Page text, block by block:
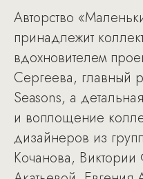
Авторство
принадлежит
вдохновителем
Сергеева, главный
Seasons, а
и воплощение
дизайнеров из
Кочанова,